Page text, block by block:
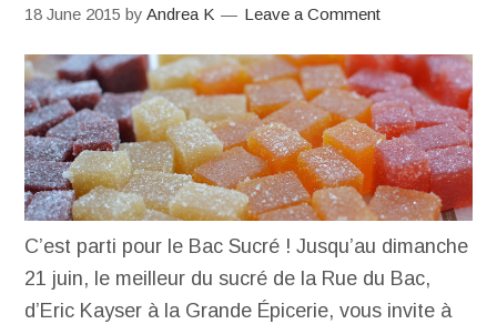
18 June 2015 byAndrea K Leave a Comment
C’est parti pour le Bac Sucré ! Jusqu’au dimanche
21 juin, le meilleur du sucré de la Rue du Bac,
d’Eric Kayser à la Grande Épicerie, vous invite à